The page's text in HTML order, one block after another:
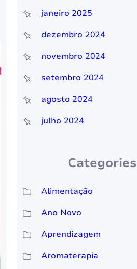
janeiro 2025
dezembro 2024
novembro 2024
setembro 2024
agosto 2024
julho 2024
Categories
Alimentação
Ano Novo
Aprendizagem
Aromaterapia